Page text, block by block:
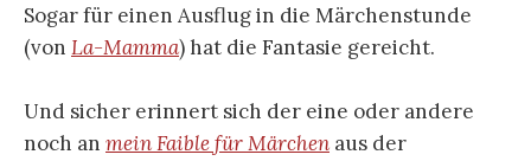
Sogar für einen Ausflug in die Märchenstunde
(von La-Mamma) hat die Fantasie gereicht.
Und sicher erinnert sich der eine oder andere
noch an mein Faible für Märchen aus der